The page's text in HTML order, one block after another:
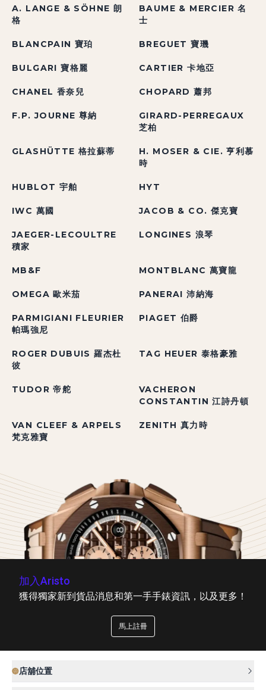
A. LANGE & SÖHNE 朗
格
BAUME & MERCIER 名
士
BLANCPAIN 寶珀 BREGUET 寶璣
BULGARI 寶格麗 CARTIER 卡地亞
CHANEL 香奈兒 CHOPARD 蕭邦
F.P. JOURNE 尊納
GIRARD-PERREGAUX
芝柏
GLASHÜTTE 格拉蘇蒂
H. MOSER & CIE. 亨利慕
時
HUBLOT 宇舶 HYT
IWC 萬國 JACOB & CO. 傑克寶
JAEGER-LECOULTRE
積家
LONGINES 浪琴
MB&F MONTBLANC 萬寶龍
OMEGA 歐米茄 PANERAI 沛納海
PARMIGIANI FLEURIER
帕瑪強尼
PIAGET 伯爵
ROGER DUBUIS 羅杰杜
彼
TAG HEUER 泰格豪雅
TUDOR 帝舵
VACHERON
CONSTANTIN 江詩丹頓
VAN CLEEF & ARPELS
梵克雅寶
ZENITH 真力時
加入Aristo
獲得獨家新到貨品消息和第一手手錶資訊，以及更多！
馬上註冊
店舖位置